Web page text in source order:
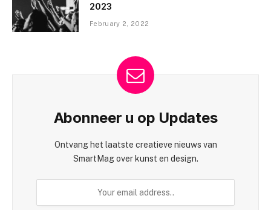
2023
February 2, 2022
Abonneer u op Updates
Ontvang het laatste creatieve nieuws van
SmartMag over kunst en design.